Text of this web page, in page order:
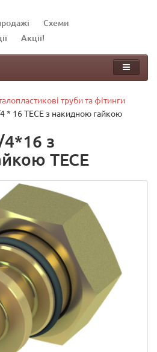
Схеми
Акції!
труби та фітинги
* 16 TECE з накидною гайкою
з
TECE